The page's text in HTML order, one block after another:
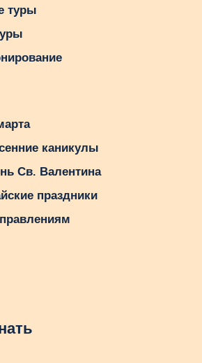
марокканских обезьян-
удобно
кожевенные мастерские
освещение лучше для
к узким улочкам
могут заполняться.
туры
каникулы
Св. Валентина
праздники